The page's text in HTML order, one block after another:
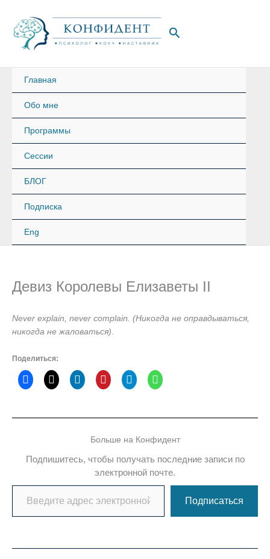
содержимому
Поиск
Главная
Обо мне
Программы
Сессии
БЛОГ
Подписка
Eng
Девиз Королевы Елизаветы II
Never explain, never complain. (Никогда не оправдываться,
никогда не жаловаться)
Поделиться:
Больше на Конфидент
Подпишитесь, чтобы получать последние записи по
электронной почте.
Введите адрес электронной почты…
Подписаться